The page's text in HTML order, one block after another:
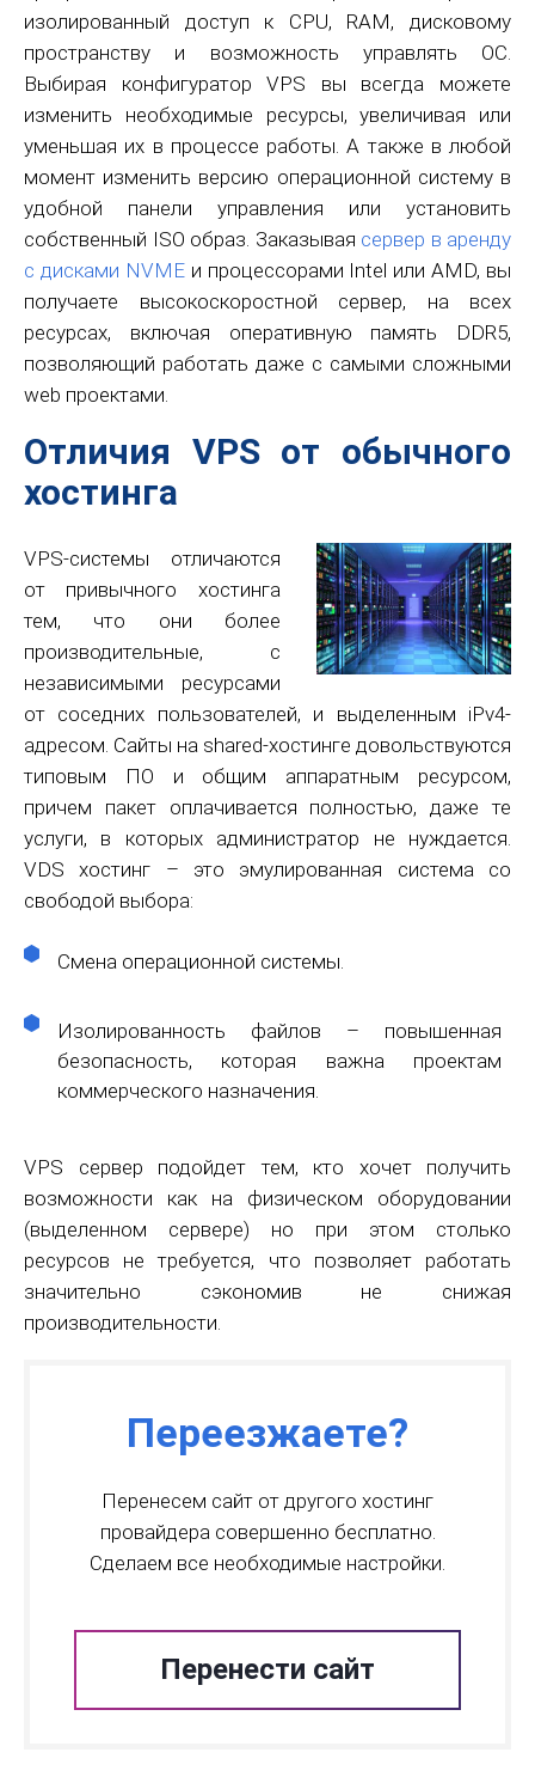
изолированный доступ к CPU, RAM, дисковому
пространству и возможность управлять ОС.
Выбирая конфигуратор VPS вы всегда можете
изменить необходимые ресурсы, увеличивая или
уменьшая их в процессе работы. А также в любой
момент изменить версию операционной систему в
удобной панели управления или установить
собственный ISO образ. Заказывая сервер в аренду
с дисками NVMEи процессорами Intel или AMD, вы
получаете высокоскоростной сервер, на всех
ресурсах, включая оперативную память DDR5,
позволяющий работать даже с самыми сложными
web проектами.
Отличия VPS от обычного
хостинга
VPS-системы отличаются
от привычного хостинга
тем, что они более
производительные, с
независимыми ресурсами
от соседних пользователей, и выделенным iPv4-
адресом. Сайты на shared-хостинге довольствуются
типовым ПО и общим аппаратным ресурсом,
причем пакет оплачивается полностью, даже те
услуги, в которых администратор не нуждается.
VDS хостинг – это эмулированная система со
свободой выбора:
Смена операционной системы.
Изолированность файлов – повышенная
безопасность, которая важна проектам
коммерческого назначения.
VPS сервер подойдет тем, кто хочет получить
возможности как на физическом оборудовании
(выделенном сервере) но при этом столько
ресурсов не требуется, что позволяет работать
значительно сэкономив не снижая
производительности.
Переезжаете?
Перенесем сайт от другого хостинг
провайдера совершенно бесплатно.
Сделаем все необходимые настройки.
Перенести сайт